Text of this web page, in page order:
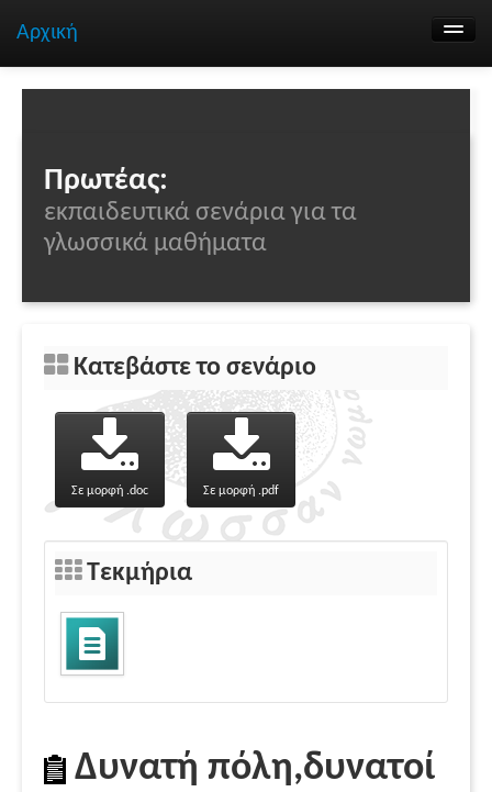
Αρχική
Πρωτέας:
εκπαιδευτικά σενάρια για τα
γλωσσικά μαθήματα
Κατεβάστε το σενάριο
Σε μορφή .doc Σε μορφή .pdf
Τεκμήρια
Δυνατή πόλη,δυνατοί